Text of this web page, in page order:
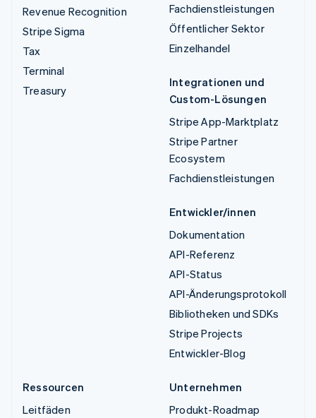
Revenue Recognition
Stripe Sigma
Tax
Terminal
Treasury
Fachdienstleistungen
Öffentlicher Sektor
Einzelhandel
Integrationen und
Custom-Lösungen
Stripe App-Marktplatz
Stripe Partner
Ecosystem
Fachdienstleistungen
Entwickler/innen
Dokumentation
API-Referenz
API-Status
API-Änderungsprotokoll
Bibliotheken und SDKs
Stripe Projects
Entwickler-Blog
Ressourcen
Leitfäden
Unternehmen
Produkt-Roadmap